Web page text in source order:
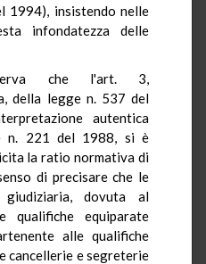
1994), insistendo nelle
infondatezza delle
che l'art. 3,
della legge n. 537 del
autentica
n. 221 del 1988, si è
la ratio normativa di
di precisare che le
giudiziaria, dovuta al
qualifiche equiparate
alle qualifiche
cancellerie e segreterie